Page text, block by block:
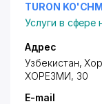
TURON
Услуги в
Адрес
Узбекистан,
ХОРЕЗМИ, 30
E-mail